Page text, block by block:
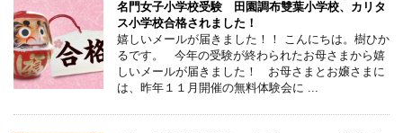
名門女子小学校受験 田園調布雙葉小学校、カリタ
ス小学校合格されました！
嬉しいメールが届きました！！ こんにちは。樹ひか
るです。 今年の受験が終わられたお母さまから嬉
しいメールが届きました！ お母さまとお嬢さまに
は、昨年１１月開催の無料体験会に ...